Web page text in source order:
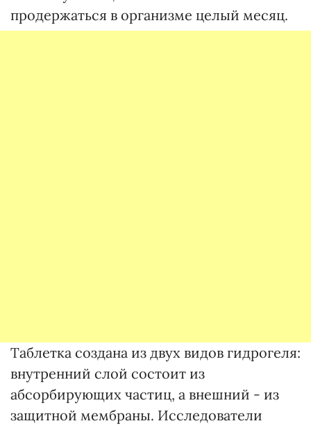
продержаться в организме целый месяц.
Таблетка создана из двух видов гидрогеля:
внутренний слой состоит из
абсорбирующих частиц, а внешний - из
защитной мембраны. Исследователи